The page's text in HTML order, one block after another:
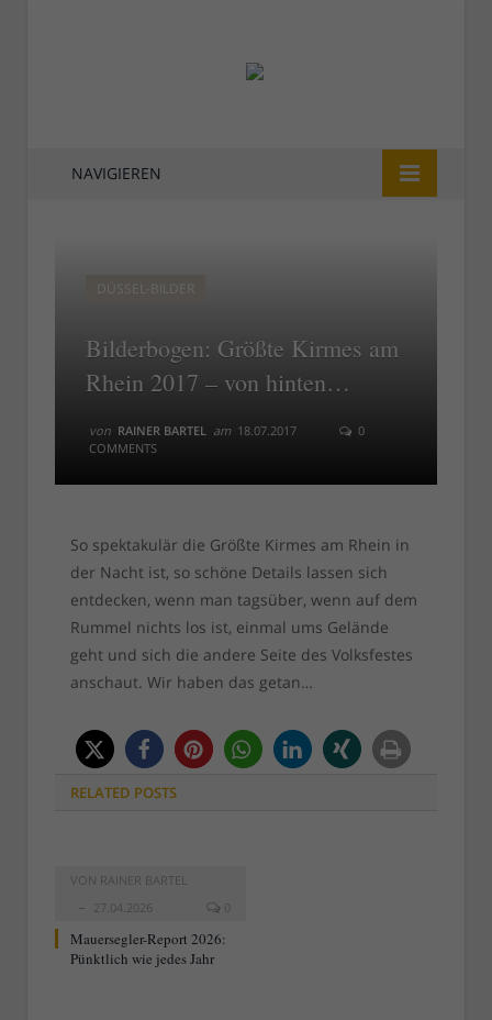
NAVIGIEREN
DÜSSEL-BILDER
Bilderbogen: Größte Kirmes am
Rhein 2017 – von hinten…
von RAINER BARTEL am 18.07.2017
0
COMMENTS
So spektakulär die Größte Kirmes am Rhein in
der Nacht ist, so schöne Details lassen sich
entdecken, wenn man tagsüber, wenn auf dem
Rummel nichts los ist, einmal ums Gelände
geht und sich die andere Seite des Volksfestes
anschaut. Wir haben das getan…
RELATED POSTS
VON RAINER BARTEL
27.04.2026
0
Mauersegler-Report 2026:
Pünktlich wie jedes Jahr